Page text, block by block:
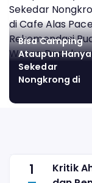
Bisa Camping
Ataupun Hanya
Sekedar
Nongkrong di
Rekomendasi
Kemana
1
Kritik